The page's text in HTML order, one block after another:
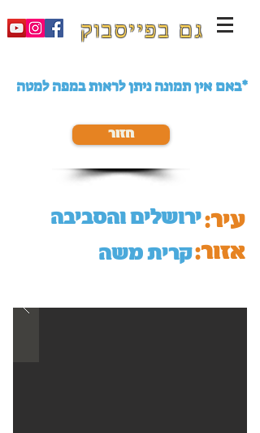
גם בפייסבוק
באם אין תמונה ניתן לראות במפה למטה*
חזור
ירושלים והסביבה
קרית משה
עיר:
אזור: